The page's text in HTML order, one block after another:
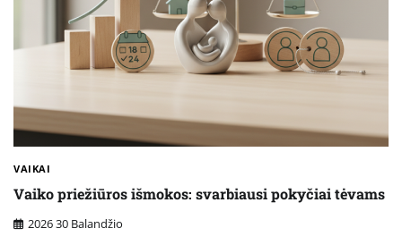
VAIKAI
Vaiko priežiūros išmokos: svarbiausi pokyčiai tėvams
2026 30 Balandžio